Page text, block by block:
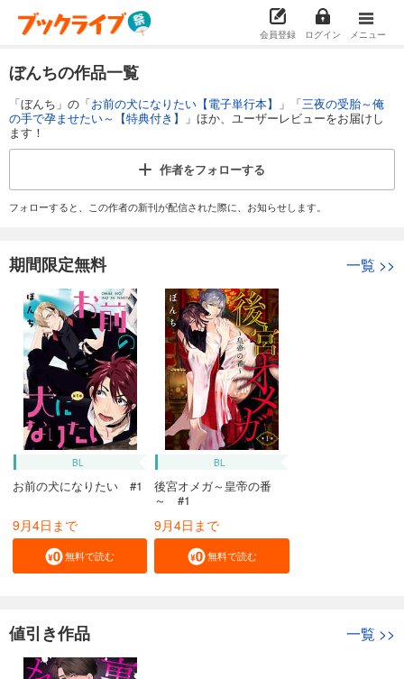
会員登録 ログイン メニュー
ぼんちの作品一覧
「ぼんち」の「お前の犬になりたい【電子単行本】 」「三夜の受胎～俺
の手で孕ませたい～【特典付き】
」ほか、ユーザーレビューをお届けし
ます！
作者をフォローする
フォローすると、この作者の新刊が配信された際に、お知らせします。
期間限定無料 一覧 >>
BL
お前の犬になりたい #1
9月4日まで
無料で読む
BL
後宮オメガ～皇帝の番
～ #1
9月4日まで
無料で読む
値引き作品 一覧 >>